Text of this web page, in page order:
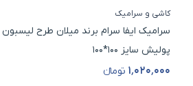
کاشی و سرامیک
سرامیک ایفا سرام برند میلان طرح
پولیش سایز 100*100
۱٬۰۲۰٬۰۰۰ تومانء
قیمت محصول